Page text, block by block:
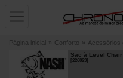
Página inicial » Conforto » Acessórios
Sac à Level
[226823]